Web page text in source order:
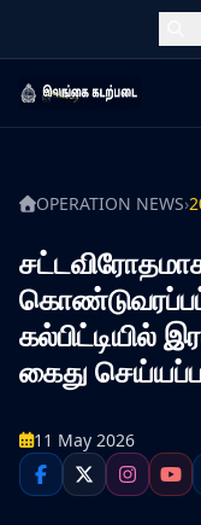
OPERATION NEWS›
கல்பிட்டியில்
கைது
11 May 2026